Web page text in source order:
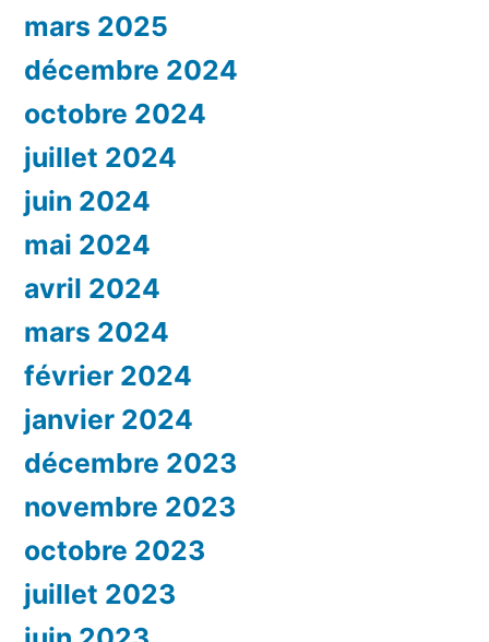
mars 2025
décembre 2024
octobre 2024
juillet 2024
juin 2024
mai 2024
avril 2024
mars 2024
février 2024
janvier 2024
décembre 2023
novembre 2023
octobre 2023
juillet 2023